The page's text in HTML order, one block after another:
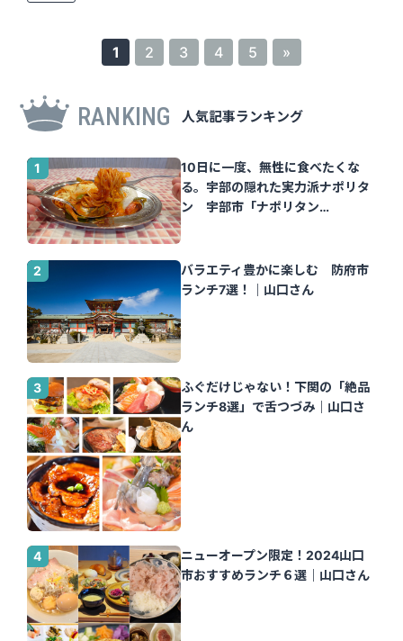
1 2 3 4 5 »
RANKING 人気記事ランキング
10日に一度、無性に食べたくな
る。宇部の隠れた実力派ナポリタ
ン 宇部市「ナポリタン
バラエティ豊かに楽しむ 防府市
ランチ7選！｜山口さん
ふぐだけじゃない！下関の「絶品
ランチ8選」で舌つづみ｜山口さ
ん
ニューオープン限定！2024山口
市おすすめランチ６選｜山口さん